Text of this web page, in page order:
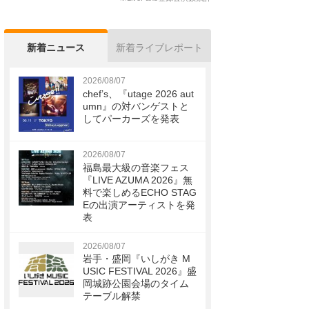
新着ニュース 新着ライブレポート
2026/08/07
chef’s、『utage 2026 aut
umn』の対バンゲストと
してパーカーズを発表
2026/08/07
福島最大級の音楽フェス
『LIVE AZUMA 2026』無
料で楽しめるECHO STAG
Eの出演アーティストを発
表
2026/08/07
岩手・盛岡『いしがき M
USIC FESTIVAL 2026』盛
岡城跡公園会場のタイム
テーブル解禁